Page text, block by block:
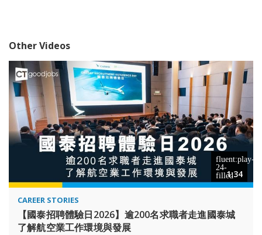
Other Videos
1:34
CAREER STORIES
【國泰招聘體驗日2026】逾200名求職者走進國泰城
了解航空業工作環境與發展